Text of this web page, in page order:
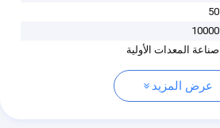
50
10000
صناعة المعدات الأولية
عرض المزيد